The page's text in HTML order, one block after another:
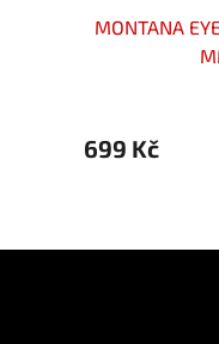
MONTANA
699 Kč